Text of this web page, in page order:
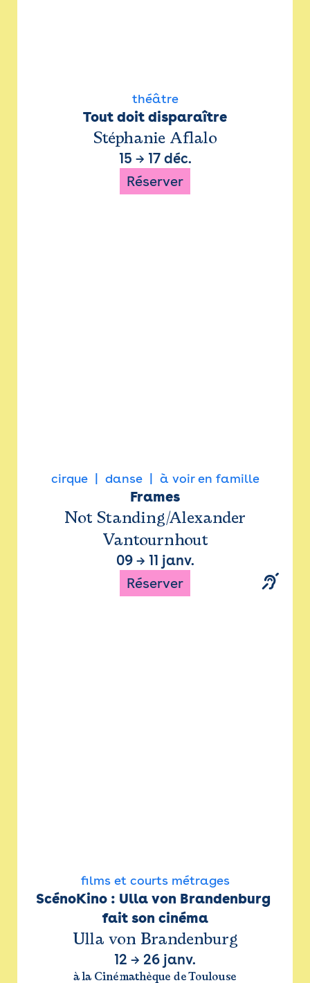
théâtre
Tout doit disparaître
Stéphanie Aflalo
15 → 17 déc.
Réserver
cirque danse à voir en famille
Frames
Not Standing/Alexander
Vantournhout
09→ 11 janv.
Réserver
films et courts métrages
ScénoKino : Ulla von Brandenburg
fait son cinéma
Ulla von Brandenburg
12 → 26 janv.
à la Cinémathèque de Toulouse